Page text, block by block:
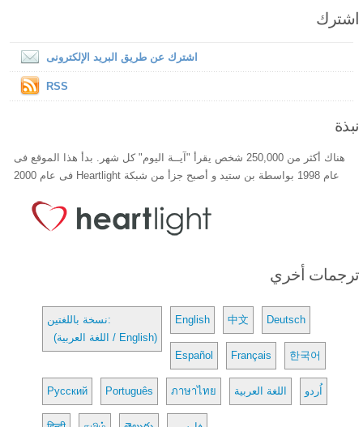
اشترك
اشترك عن طريق البريد الإلكترونى
RSS
نبذة
هناك أكثر من 250,000 شخص يقرأ "آيــة اليوم" كل شهر. بدأ هذا الموقع فى
عام 1998 بواسطة بن ستيد و أصبح جزأ من شبكة Heartlight فى عام 2000
ترجمات أخري
نسخة باللغتين:
(اللغة العربية / English)
English 中文 Deutsch
Español Français 한국어
Русский Português ภาษาไทย اللغة العربية اُردو